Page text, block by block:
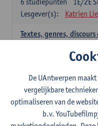
Lesgever(s):
Katrien
Textes, genres,
Kris Peeters
Spaans: verplichte
Gramática española 1
1E SEM
studiepunten
De UAntwerpen
vergelijkbare
optimaliseren van de
b.v.